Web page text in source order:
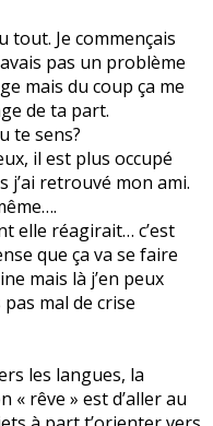
tout. Je commençais
pas un problème
mais du coup ça me
de ta part.
te sens?
il est plus occupé
j’ai retrouvé mon ami.
elle réagirait… c’est
que ça va se faire
mais là j’en peux
mal de crise
les langues, la
« rêve » est d’aller au